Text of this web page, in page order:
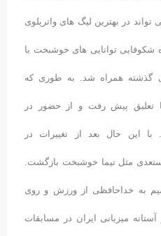
در بهترین لیگ های واترپلوی
شکوفایی توانایی های خوشبخت با
گذشته همراه شد. به طوری که
ایران در سال ۱۳۹۱ تا تعلیق پیش رفت و از حضور در
با این حال بعد از تغییرات در
مثل نیما خوشبخت بازگشت.
به خداحافظی از ورزش و روی
میزبانی ایران در مسابقات